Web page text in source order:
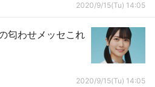
2020/9/15(Tu) 14:05
匂わせメッセこれ
2020/9/15(Tu) 14:05